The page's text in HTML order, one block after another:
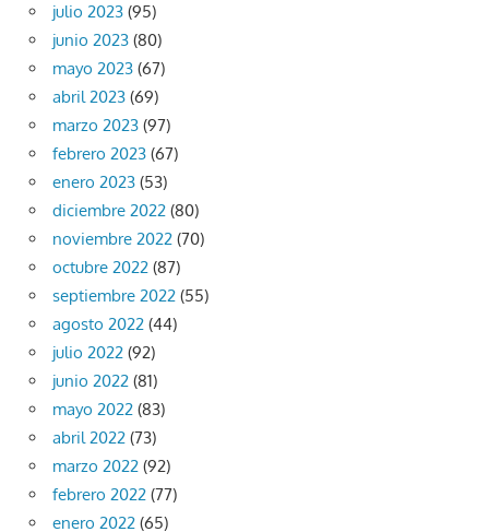
julio 2023 (95)
junio 2023 (80)
mayo 2023 (67)
abril 2023 (69)
marzo 2023 (97)
febrero 2023 (67)
enero 2023 (53)
diciembre 2022 (80)
noviembre 2022 (70)
octubre 2022 (87)
septiembre 2022 (55)
agosto 2022 (44)
julio 2022 (92)
junio 2022 (81)
mayo 2022 (83)
abril 2022 (73)
marzo 2022 (92)
febrero 2022 (77)
enero 2022 (65)